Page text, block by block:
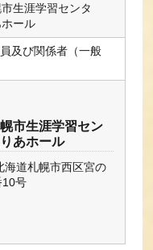
生涯学習センタ
ール
及び関係者（一般
市生涯学習セン
あホール
海道札幌市西区宮の
10号